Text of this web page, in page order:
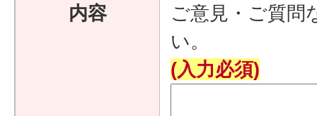
内容
ご意見・ご質問
い。
(入力必須)